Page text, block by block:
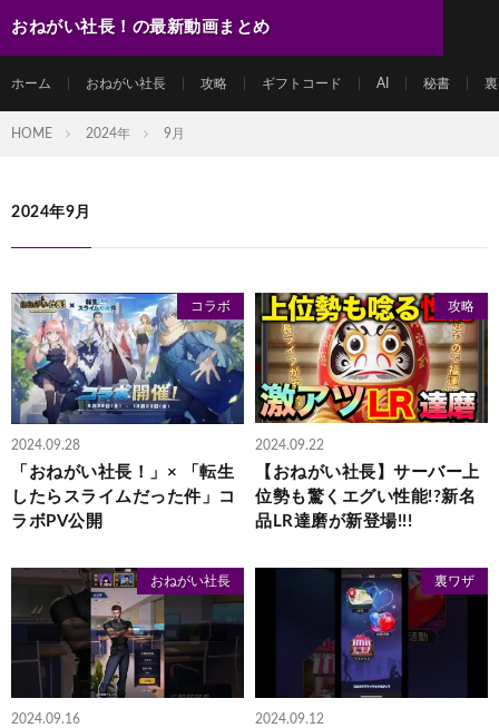
おねがい社長！の最新動画まとめ
ホーム おねがい社長 攻略 ギフトコード AI 秘書
HOME 2024年 9月
2024年9月
コラボ
2024.09.28
「おねがい社長！」× 「転生
したらスライムだった件」コ
ラボPV公開
攻略
2024.09.22
【おねがい社長】サーバー上
位勢も驚くエグい性能!?新名
品LR達磨が新登場!!!
おねがい社長
2024.09.16
裏ワザ
2024.09.12